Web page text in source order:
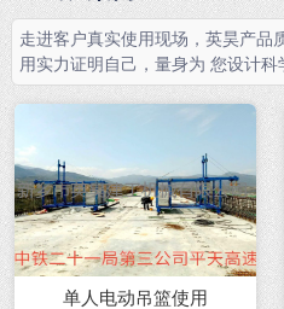
走进客户真实使用现场，英昊产品
用实力证明自己，量身为 您设计科
单人电动吊篮使用